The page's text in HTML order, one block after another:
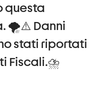
questa
🌪️⚠️ Danni
stati riportati
Fiscali.⛈️